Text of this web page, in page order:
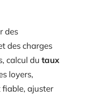
des
des charges
calcul du taux
loyers,
fiable, ajuster